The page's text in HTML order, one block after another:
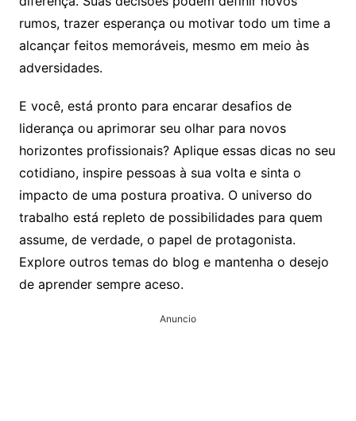
rumos, trazer esperança ou motivar todo um time a
alcançar feitos memoráveis, mesmo em meio às
adversidades.
E você, está pronto para encarar desafios de
liderança ou aprimorar seu olhar para novos
horizontes profissionais? Aplique essas dicas no seu
cotidiano, inspire pessoas à sua volta e sinta o
impacto de uma postura proativa. O universo do
trabalho está repleto de possibilidades para quem
assume, de verdade, o papel de protagonista.
Explore outros temas do blog e mantenha o desejo
de aprender sempre aceso.
Anuncio